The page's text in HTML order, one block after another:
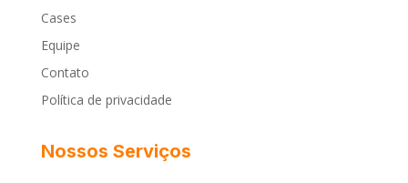
Cases
Equipe
Contato
Política de privacidade
Nossos Serviços